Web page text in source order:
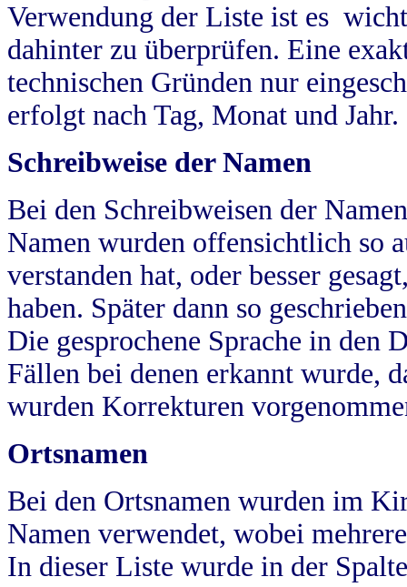
Verwendung der Liste ist es
dahinter zu überprüfen. Eine
technischen Gründen nur
erfolgt nach Tag, Monat und Jahr.
Schreibweise der Namen
Bei den Schreibweisen der
Namen wurden offensichtlich so
verstanden hat, oder besser
haben. Später dann so
Die gesprochene Sprache in
Fällen bei denen erkannt wurde,
wurden Korrekturen
Ortsnamen
Bei den Ortsnamen wurden im
Namen verwendet, wobei
In dieser Liste wurde in der